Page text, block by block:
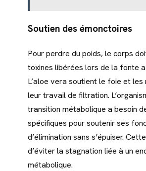
Soutien des émonctoires
Pour perdre du poids, le corps
toxines libérées lors de la fonte
L’aloe vera soutient le foie et les
leur travail de filtration.
transition métabolique a besoin
spécifiques pour soutenir ses
d’élimination sans s’épuiser.
d’éviter la stagnation liée à un
métabolique.